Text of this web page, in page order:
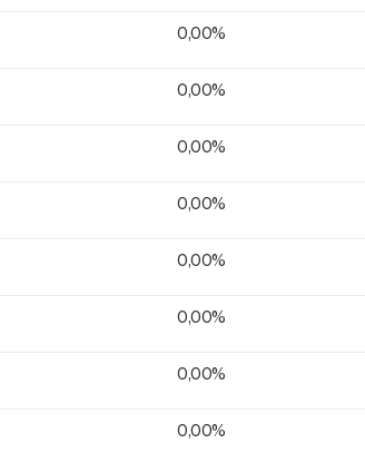
0,00%
0,00%
0,00%
0,00%
0,00%
0,00%
0,00%
0,00%